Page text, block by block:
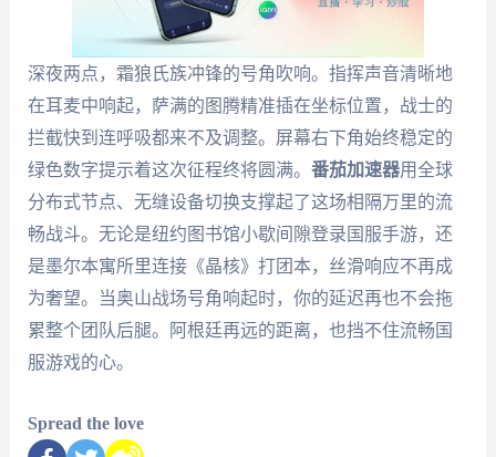
深夜两点，霜狼氏族冲锋的号角吹响。指挥声音清晰地
在耳麦中响起，萨满的图腾精准插在坐标位置，战士的
拦截快到连呼吸都来不及调整。屏幕右下角始终稳定的
绿色数字提示着这次征程终将圆满。 番茄加速器用全球
分布式节点、无缝设备切换支撑起了这场相隔万里的流
畅战斗。无论是纽约图书馆小歇间隙登录国服手游，还
是墨尔本寓所里连接《晶核》打团本，丝滑响应不再成
为奢望。当奥山战场号角响起时，你的延迟再也不会拖
累整个团队后腿。阿根廷再远的距离，也挡不住流畅国
服游戏的心。
Spread the love